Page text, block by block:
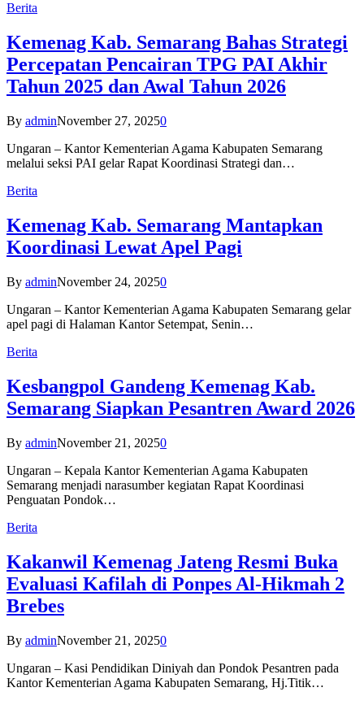
Berita
Kemenag Kab. Semarang Bahas Strategi
Percepatan Pencairan TPG PAI Akhir
Tahun 2025 dan Awal Tahun 2026
By adminNovember 27, 20250
Ungaran – Kantor Kementerian Agama Kabupaten Semarang
melalui seksi PAI gelar Rapat Koordinasi Strategi dan…
Berita
Kemenag Kab. Semarang Mantapkan
Koordinasi Lewat Apel Pagi
By adminNovember 24, 20250
Ungaran – Kantor Kementerian Agama Kabupaten Semarang gelar
apel pagi di Halaman Kantor Setempat, Senin…
Berita
Kesbangpol Gandeng Kemenag Kab.
Semarang Siapkan Pesantren Award 2026
By adminNovember 21, 20250
Ungaran – Kepala Kantor Kementerian Agama Kabupaten
Semarang menjadi narasumber kegiatan Rapat Koordinasi
Penguatan Pondok…
Berita
Kakanwil Kemenag Jateng Resmi Buka
Evaluasi Kafilah di Ponpes Al-Hikmah 2
Brebes
By adminNovember 21, 20250
Ungaran – Kasi Pendidikan Diniyah dan Pondok Pesantren pada
Kantor Kementerian Agama Kabupaten Semarang, Hj.Titik…